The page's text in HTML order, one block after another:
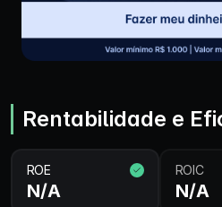
Rentabilidade e
ROE
N/A
ROIC
N/A